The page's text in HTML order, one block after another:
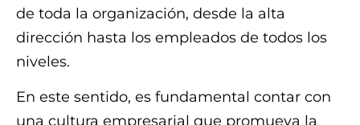
de toda la organización, desde la alta
dirección hasta los empleados de todos los
niveles.
En este sentido, es fundamental contar con
una cultura empresarial que promueva la